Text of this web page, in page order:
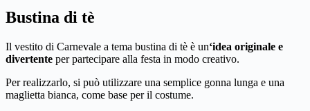
Bustina di tè
Il vestito di Carnevale a tema bustina di tè è un‘idea originale e
divertente per partecipare alla festa in modo creativo.
Per realizzarlo, si può utilizzare una semplice gonna lunga e una
maglietta bianca, come base per il costume.